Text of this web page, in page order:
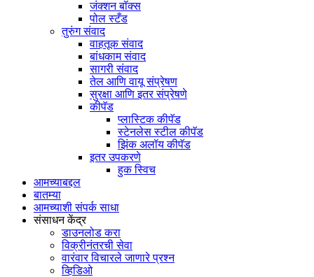
जंक्शन बॉक्स
पोल स्टँड
तुरुंग संवाद
वाहतूक संवाद
बांधकाम संवाद
सागरी संवाद
तेल आणि वायू संप्रेषण
सुरक्षा आणि इतर संप्रेषणे
कीपॅड
प्लास्टिक कीपॅड
स्टेनलेस स्टील कीपॅड
झिंक अलॉय कीपॅड
इतर उपकरणे
हुक स्विच
आमच्याबद्दल
बातम्या
आमच्याशी संपर्क साधा
संसाधन केंद्र
डाउनलोड करा
विक्रीनंतरची सेवा
वारंवार विचारले जाणारे प्रश्न
व्हिडिओ